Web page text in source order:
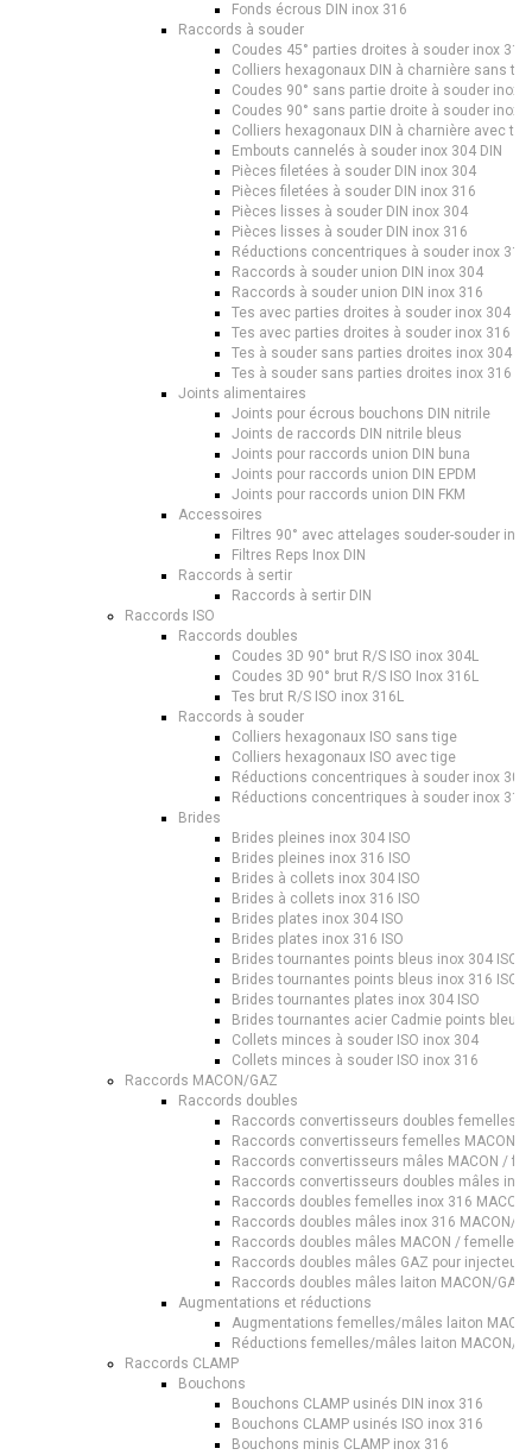
Fonds écrous DIN inox 316
Raccords à souder
Coudes 45° parties droites à souder inox 316
Colliers hexagonaux DIN à charnière sans
Coudes 90° sans partie droite à souder inox
Coudes 90° sans partie droite à souder inox
Colliers hexagonaux DIN à charnière avec
Embouts cannelés à souder inox 304 DIN
Pièces filetées à souder DIN inox 304
Pièces filetées à souder DIN inox 316
Pièces lisses à souder DIN inox 304
Pièces lisses à souder DIN inox 316
Réductions concentriques à souder inox 316
Raccords à souder union DIN inox 304
Raccords à souder union DIN inox 316
Tes avec parties droites à souder inox 304
Tes avec parties droites à souder inox 316
Tes à souder sans parties droites inox 304
Tes à souder sans parties droites inox 316
Joints alimentaires
Joints pour écrous bouchons DIN nitrile
Joints de raccords DIN nitrile bleus
Joints pour raccords union DIN buna
Joints pour raccords union DIN EPDM
Joints pour raccords union DIN FKM
Accessoires
Filtres 90° avec attelages souder-souder inox
Filtres Reps Inox DIN
Raccords à sertir
Raccords à sertir DIN
Raccords ISO
Raccords doubles
Coudes 3D 90° brut R/S ISO inox 304L
Coudes 3D 90° brut R/S ISO Inox 316L
Tes brut R/S ISO inox 316L
Raccords à souder
Colliers hexagonaux ISO sans tige
Colliers hexagonaux ISO avec tige
Réductions concentriques à souder inox 304
Réductions concentriques à souder inox 316
Brides
Brides pleines inox 304 ISO
Brides pleines inox 316 ISO
Brides à collets inox 304 ISO
Brides à collets inox 316 ISO
Brides plates inox 304 ISO
Brides plates inox 316 ISO
Brides tournantes points bleus inox 304 ISO
Brides tournantes points bleus inox 316 ISO
Brides tournantes plates inox 304 ISO
Brides tournantes acier Cadmie points bleus
Collets minces à souder ISO inox 304
Collets minces à souder ISO inox 316
Raccords MACON/GAZ
Raccords doubles
Raccords convertisseurs doubles femelles
Raccords convertisseurs femelles MACON /
Raccords convertisseurs mâles MACON /
Raccords convertisseurs doubles mâles inox
Raccords doubles femelles inox 316
Raccords doubles mâles inox 316 MACON/
Raccords doubles mâles MACON / femelles
Raccords doubles mâles GAZ pour
Raccords doubles mâles laiton MACON/GAZ
Augmentations et réductions
Augmentations femelles/mâles laiton
Réductions femelles/mâles laiton MACON/
Raccords CLAMP
Bouchons
Bouchons CLAMP usinés DIN inox 316
Bouchons CLAMP usinés ISO inox 316
Bouchons minis CLAMP inox 316